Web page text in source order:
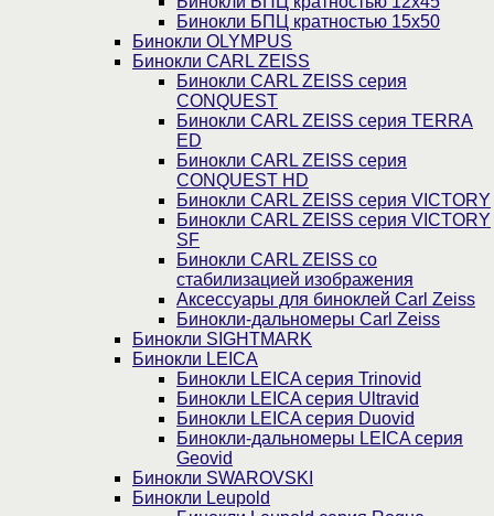
Бинокли БПЦ кратностью 15х50
Бинокли OLYMPUS
Бинокли CARL ZEISS
Бинокли CARL ZEISS серия
CONQUEST
Бинокли CARL ZEISS серия TERRA
ED
Бинокли CARL ZEISS серия
CONQUEST HD
Бинокли CARL ZEISS серия VICTORY
Бинокли CARL ZEISS серия VICTORY
SF
Бинокли CARL ZEISS со
стабилизацией изображения
Аксессуары для биноклей Carl Zeiss
Бинокли-дальномеры Carl Zeiss
Бинокли SIGHTMARK
Бинокли LEICA
Бинокли LEICA серия Trinovid
Бинокли LEICA серия Ultravid
Бинокли LEICA серия Duovid
Бинокли-дальномеры LEICA серия
Geovid
Бинокли SWAROVSKI
Бинокли Leupold